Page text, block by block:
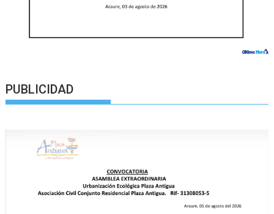
PUBLICIDAD